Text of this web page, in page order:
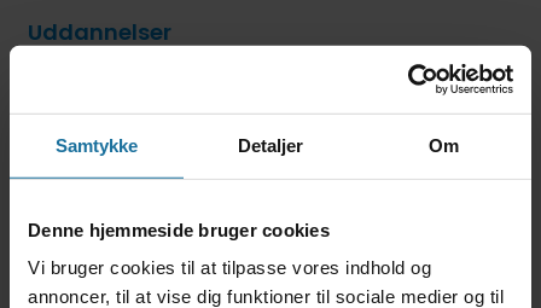
Samtykke Detaljer Om
Denne hjemmeside bruger cookies
Vi bruger cookies til at tilpasse vores indhold og
annoncer, til at vise dig funktioner til sociale medier og til
Uddannelser
Om HFO
Om HFE
Om HF3
Om AVU